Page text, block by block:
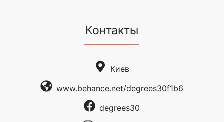
Контакты
Киев
www.behance.net/degrees30f1b6
degrees30